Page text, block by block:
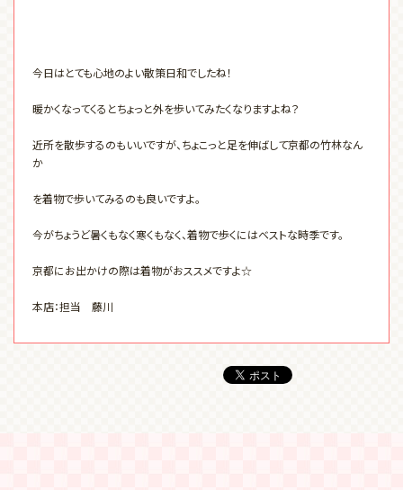
今日はとても心地のよい散策日和でしたね！
暖かくなってくるとちょっと外を歩いてみたくなりますよね？
近所を散歩するのもいいですが、ちょこっと足を伸ばして京都の竹林なん
か
を着物で歩いてみるのも良いですよ。
今がちょうど暑くもなく寒くもなく、着物で歩くにはベストな時季です。
京都にお出かけの際は着物がおススメですよ☆
本店：担当 藤川